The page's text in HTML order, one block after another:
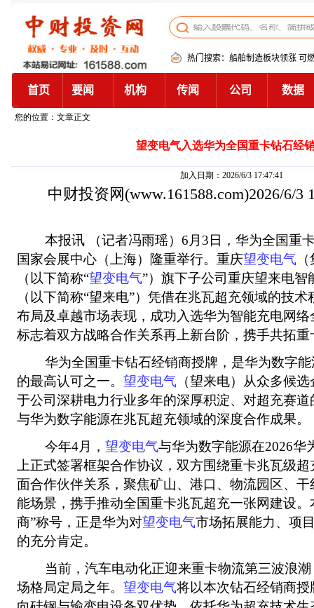
您的位置：文章正文
望变电气入选华为全国重卡钻石经
加入日期：2026/6/3 17:47:41
中财投资网 (www.161588.com)2026/6/3
本报讯 （记者冯雨瑶）6月3日，华为全国重
国家会展中心（上海）隆重举行。重庆望变电气
（以下简称“望变电气”）旗下子公司重庆望来电智
（以下简称“望来电”）凭借在兆瓦超充领域的技
布局及卓越市场表现，成功入选华为智能充电网
标志着双方战略合作关系再上新台阶，携手共拓
华为全国重卡钻石经销商授牌，是华为数字能
的最高认可之一。 望变电气 （望来电）从众多候
于公司深耕电力行业多年的深厚积淀、对超充赛
与华为数字能源在兆瓦超充领域的深度合作成果。
今年4月， 望变电气与华为数字能源在2026华
上正式签署框架合作协议，双方围绕重卡兆瓦级
面合作伙伴关系，聚焦矿山、港口、物流园区、
能场景，携手推动全国重卡兆瓦超充一张网建设。
商”称号，正是华为对望变电气市场拓展能力、项
的充分肯定。
当前，汽车电动化正迎来重卡物流第三波浪潮
场格局定局之年。 望变电气将以本次钻石经销商